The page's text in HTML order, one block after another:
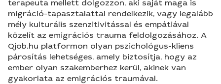
terapeuta mellett dolgozzon, aki saját maga is
migráció-tapasztalattal rendelkezik, vagy legalább
mély kulturális szenzitivitással és empátiával
közelít az emigrációs trauma feldolgozásához. A
Qjob.hu platformon olyan pszichológus-kliens
párosítás lehetséges, amely biztosítja, hogy az
ember olyan szakemberhez kerül, akinek van
gyakorlata az emigrációs traumával.